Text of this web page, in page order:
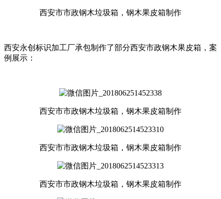
西安市市政钢木垃圾箱，钢木果皮箱制作
西安永创标识加工厂承包制作了部分西安市政钢木果皮箱，案
例展示：
西安市市政钢木垃圾箱，钢木果皮箱制作
西安市市政钢木垃圾箱，钢木果皮箱制作
西安市市政钢木垃圾箱，钢木果皮箱制作